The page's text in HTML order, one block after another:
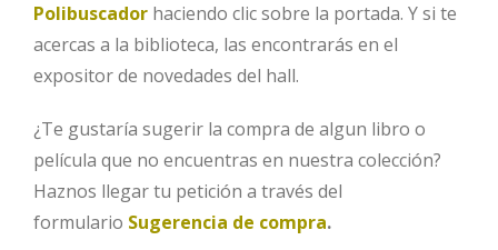
Polibuscador haciendo clic sobre la portada. Y si te
acercas a la biblioteca, las encontrarás en el
expositor de novedades del hall.
¿Te gustaría sugerir la compra de algun libro o
película que no encuentras en nuestra colección?
Haznos llegar tu petición a través del
formulario Sugerencia de compra.